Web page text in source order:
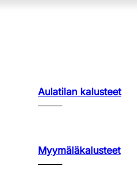
Aulatilan kalusteet
Myymäläkalusteet